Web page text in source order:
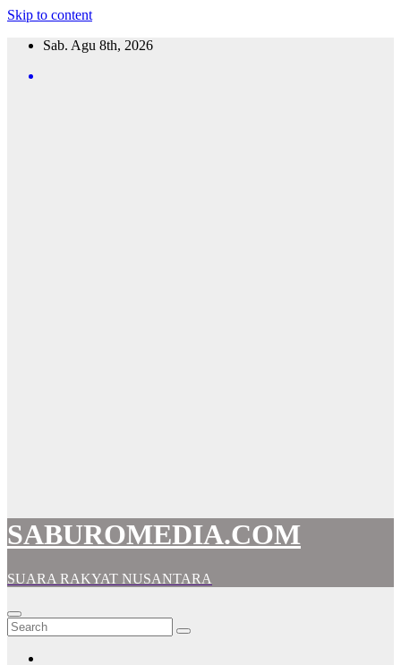
Skip to content
Sab. Agu 8th, 2026
SABUROMEDIA.COM
SUARA RAKYAT NUSANTARA